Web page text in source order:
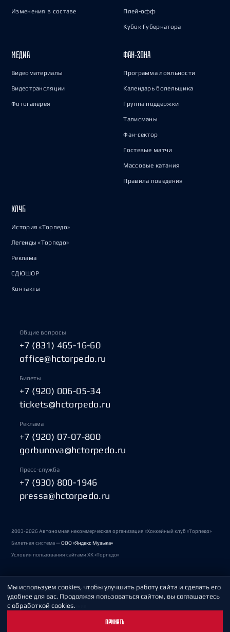
Изменения в составе Плей-офф
Кубок Губернатора
МЕДИА
Видеоматериалы
Видеотрансляции
Фотогалерея
ФАН-ЗОНА
Программа лояльности
Календарь болельщика
Группа поддержки
Талисманы
Фан-сектор
Гостевые матчи
Массовые катания
Правила поведения
КЛУБ
История «Торпедо»
Легенды «Торпедо»
Реклама
СДЮШОР
Контакты
Общие вопросы
+7 (831) 465-16-60
office@hctorpedo.ru
Билеты
+7 (920) 006-05-34
tickets@hctorpedo.ru
Реклама
+7 (920) 07-07-800
gorbunova@hctorpedo.ru
Пресс-служба
+7 (930) 800-1946
pressa@hctorpedo.ru
2003-2026 Автономная некоммерческая организация «Хоккейный клуб «Торпедо»
Билетная система —ООО «Яндекс Музыка»
Условия пользования сайтами ХК «Торпедо»
Политика обработки персональных данных
Пользовательское соглашение
Мы используем cookies, чтобы улучшить работу сайта и сделать его
удобнее для вас. Продолжая пользоваться сайтом, вы соглашаетесь
с обработкой cookies.
ПРИНЯТЬ